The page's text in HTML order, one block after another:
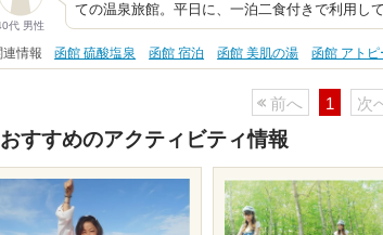
代 男性
ての温泉旅館。平日に、一泊二食付きで利用し
連情報 函館 硫酸塩泉 函館 宿泊 函館 美肌の湯 函館 アトピ
前へ 1 次
おすすめのアクティビティ情報